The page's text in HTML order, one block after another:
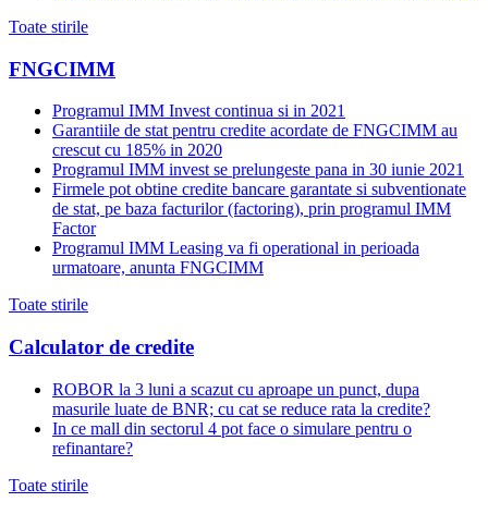
Toate stirile
FNGCIMM
Programul IMM Invest continua si in 2021
Garantiile de stat pentru credite acordate de FNGCIMM au
crescut cu 185% in 2020
Programul IMM invest se prelungeste pana in 30 iunie 2021
Firmele pot obtine credite bancare garantate si subventionate
de stat, pe baza facturilor (factoring), prin programul IMM
Factor
Programul IMM Leasing va fi operational in perioada
urmatoare, anunta FNGCIMM
Toate stirile
Calculator de credite
ROBOR la 3 luni a scazut cu aproape un punct, dupa
masurile luate de BNR; cu cat se reduce rata la credite?
In ce mall din sectorul 4 pot face o simulare pentru o
refinantare?
Toate stirile